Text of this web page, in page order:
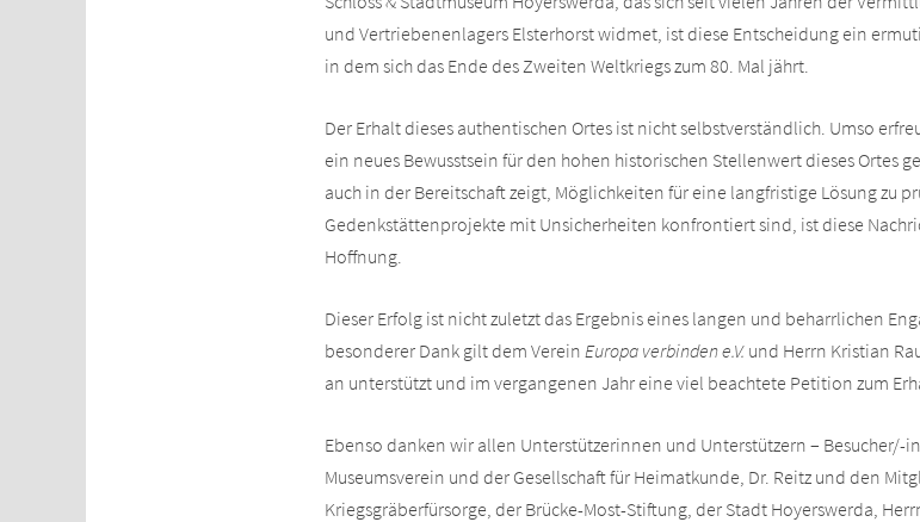
und Vertriebenenlagers Elsterhorst widmet, ist diese Entscheidung ein
in dem sich das Ende des Zweiten Weltkriegs zum 80. Mal jährt.
Der Erhalt dieses authentischen Ortes ist nicht selbstverständlich. Umso
ein neues Bewusstsein für den hohen historischen Stellenwert dieses Ortes
auch in der Bereitschaft zeigt, Möglichkeiten für eine langfristige Lösung zu
Gedenkstättenprojekte mit Unsicherheiten konfrontiert sind, ist diese
Hoffnung.
Dieser Erfolg ist nicht zuletzt das Ergebnis eines langen und beharrlichen
besonderer Dank gilt dem Verein Europa verbinden e.V. und Herrn Kristian
an unterstützt und im vergangenen Jahr eine viel beachtete Petition zum
Ebenso danken wir allen Unterstützerinnen und Unterstützern –
Museumsverein und der Gesellschaft für Heimatkunde, Dr. Reitz und den
Kriegsgräberfürsorge, der Brücke-Most-Stiftung, der Stadt Hoyerswerda,